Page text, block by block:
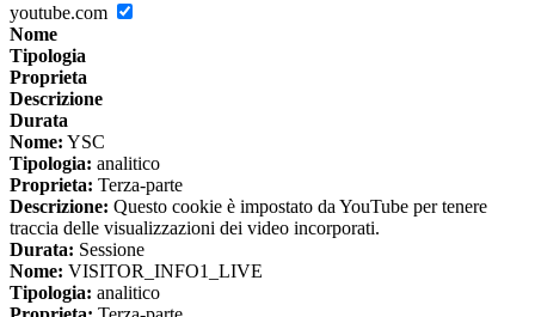
youtube.com
Nome
Tipologia
Proprieta
Descrizione
Durata
Nome: YSC
Tipologia: analitico
Proprieta: Terza-parte
Descrizione: Questo cookie è impostato da YouTube per tenere
traccia delle visualizzazioni dei video incorporati.
Durata: Sessione
Nome: VISITOR_INFO1_LIVE
Tipologia: analitico